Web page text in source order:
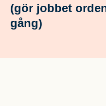
(gör jobbet
gång)